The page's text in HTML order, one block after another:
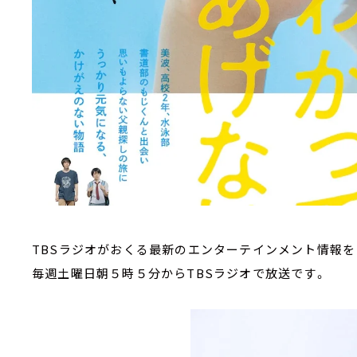
TBSラジオがおくる最新のエンターテインメント情報を
毎週土曜日朝５時５分からTBSラジオで放送です。